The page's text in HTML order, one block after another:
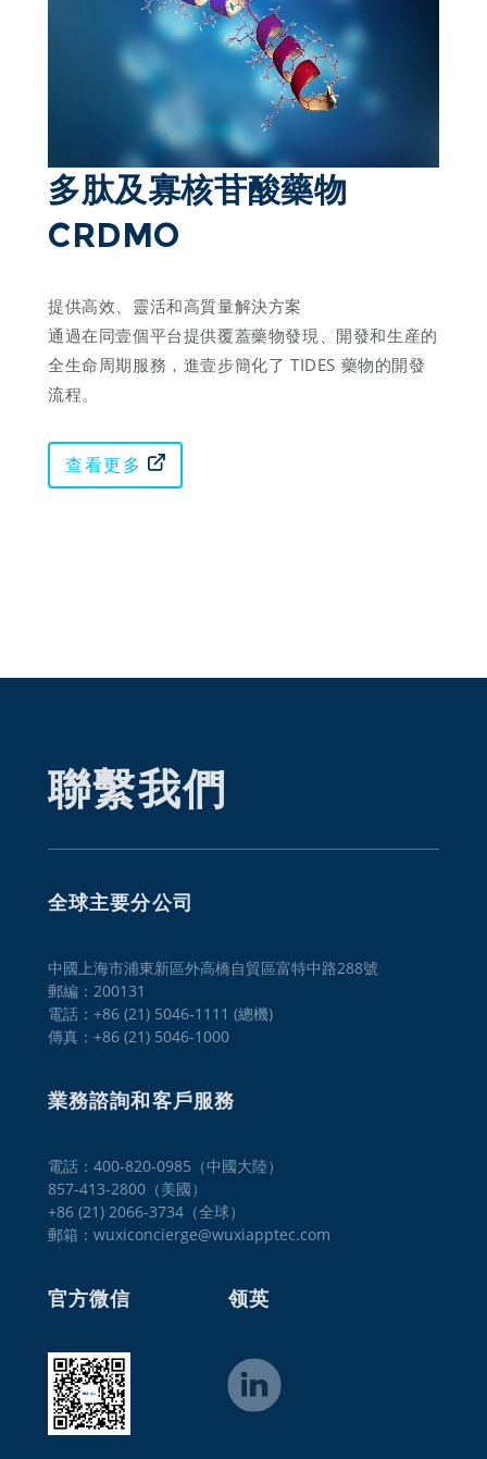
多肽及寡核苷酸藥物
CRDMO
提供高效、靈活和高質量解決方案
通過在同壹個平台提供覆蓋藥物發現、開發和生産的
全生命周期服務，進壹步簡化了 TIDES 藥物的開發
流程。
查看更多
聯繫我們
全球主要分公司
中國上海市浦東新區外高橋自貿區富特中路288號
郵編：200131
電話：+86 (21) 5046-1111 (總機)
傳真：+86 (21) 5046-1000
業務諮詢和客戶服務
電話：400-820-0985（中國大陸）
857-413-2800（美國）
+86 (21) 2066-3734（全球）
郵箱：wuxiconcierge@wuxiapptec.com
官方微信 领英